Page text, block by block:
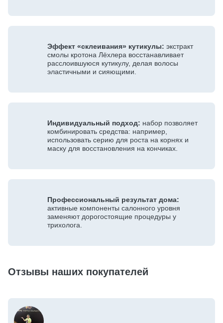
Эффект «склеивания» кутикулы: экстракт
смолы кротона Лёхлера восстанавливает
расслоившуюся кутикулу, делая волосы
эластичными и сияющими.
Индивидуальный подход: набор позволяет
комбинировать средства: например,
использовать серию для роста на корнях и
маску для восстановления на кончиках.
Профессиональный результат дома:
активные компоненты салонного уровня
заменяют дорогостоящие процедуры у
трихолога.
Отзывы наших покупателей